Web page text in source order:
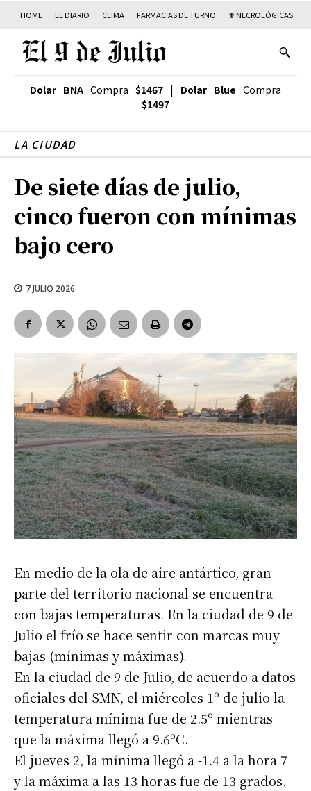
HOME EL DIARIO CLIMA FARMACIAS DE TURNO ✟ NECROLÓGICAS
Dolar BNA Compra $1467 | Dolar Blue Compra
$1497
LA CIUDAD
De siete días de julio,
cinco fueron con mínimas
bajo cero
7 JULIO 2026
En medio de la ola de aire antártico, gran
parte del territorio nacional se encuentra
con bajas temperaturas. En la ciudad de 9 de
Julio el frío se hace sentir con marcas muy
bajas (mínimas y máximas).
En la ciudad de 9 de Julio, de acuerdo a datos
oficiales del SMN, el miércoles 1º de julio la
temperatura mínima fue de 2.5º mientras
que la máxima llegó a 9.6ºC.
El jueves 2, la mínima llegó a -1.4 a la hora 7
y la máxima a las 13 horas fue de 13 grados.